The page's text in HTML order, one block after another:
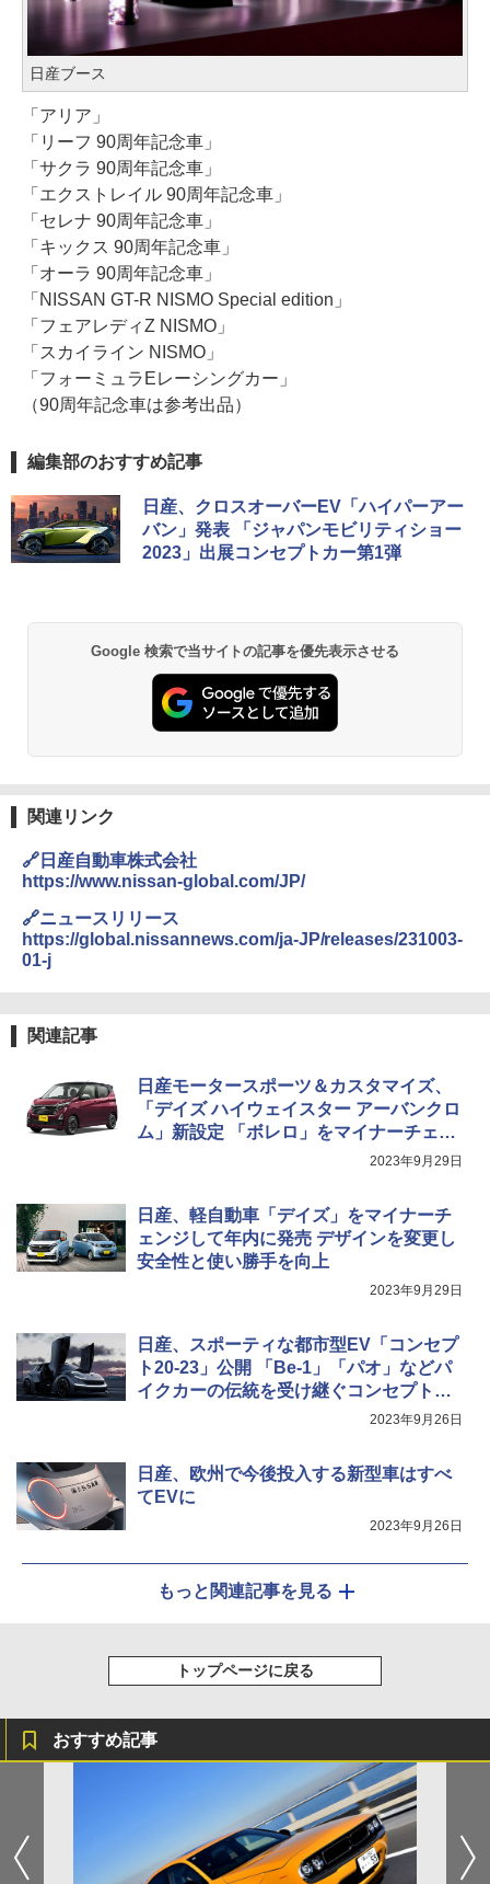
日産ブース
「アリア」
「リーフ 90周年記念車」
「サクラ 90周年記念車」
「エクストレイル 90周年記念車」
「セレナ 90周年記念車」
「キックス 90周年記念車」
「オーラ 90周年記念車」
「NISSAN GT-R NISMO Special edition」
「フェアレディZ NISMO」
「スカイライン NISMO」
「フォーミュラEレーシングカー」
（90周年記念車は参考出品）
編集部のおすすめ記事
日産、クロスオーバーEV「ハイパーアー
バン」発表 「ジャパンモビリティショー
2023」出展コンセプトカー第1弾
Google 検索で当サイトの記事を優先表示させる
関連リンク
🔗日産自動車株式会社
https://www.nissan-global.com/JP/
🔗ニュースリリース
https://global.nissannews.com/ja-JP/releases/231003-
01-j
関連記事
日産モータースポーツ＆カスタマイズ、
「デイズ ハイウェイスター アーバンクロ
ム」新設定 「ボレロ」をマイナーチェン
2023年9月29日
日産、軽自動車「デイズ」をマイナーチ
ェンジして年内に発売 デザインを変更し
安全性と使い勝手を向上
2023年9月29日
日産、スポーティな都市型EV「コンセプ
ト20-23」公開 「Be-1」「パオ」などパ
イクカーの伝統を受け継ぐコンセプトカ
2023年9月26日
日産、欧州で今後投入する新型車はすべ
てEVに
2023年9月26日
もっと関連記事を見る
トップページに戻る
おすすめ記事